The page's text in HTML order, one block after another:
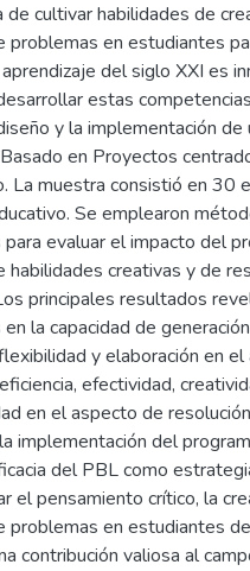
de cultivar habilidades de
problemas en estudiantes
del siglo XXI es
estas
y la implementación de
en Proyectos
La muestra consistió en 30
Se emplearon
evaluar el impacto del
habilidades creativas y de
principales resultados
la capacidad de
y elaboración en
efectividad,
en el aspecto de
implementación del
del PBL como
el pensamiento crítico, la
problemas en estudiantes
contribución valiosa al